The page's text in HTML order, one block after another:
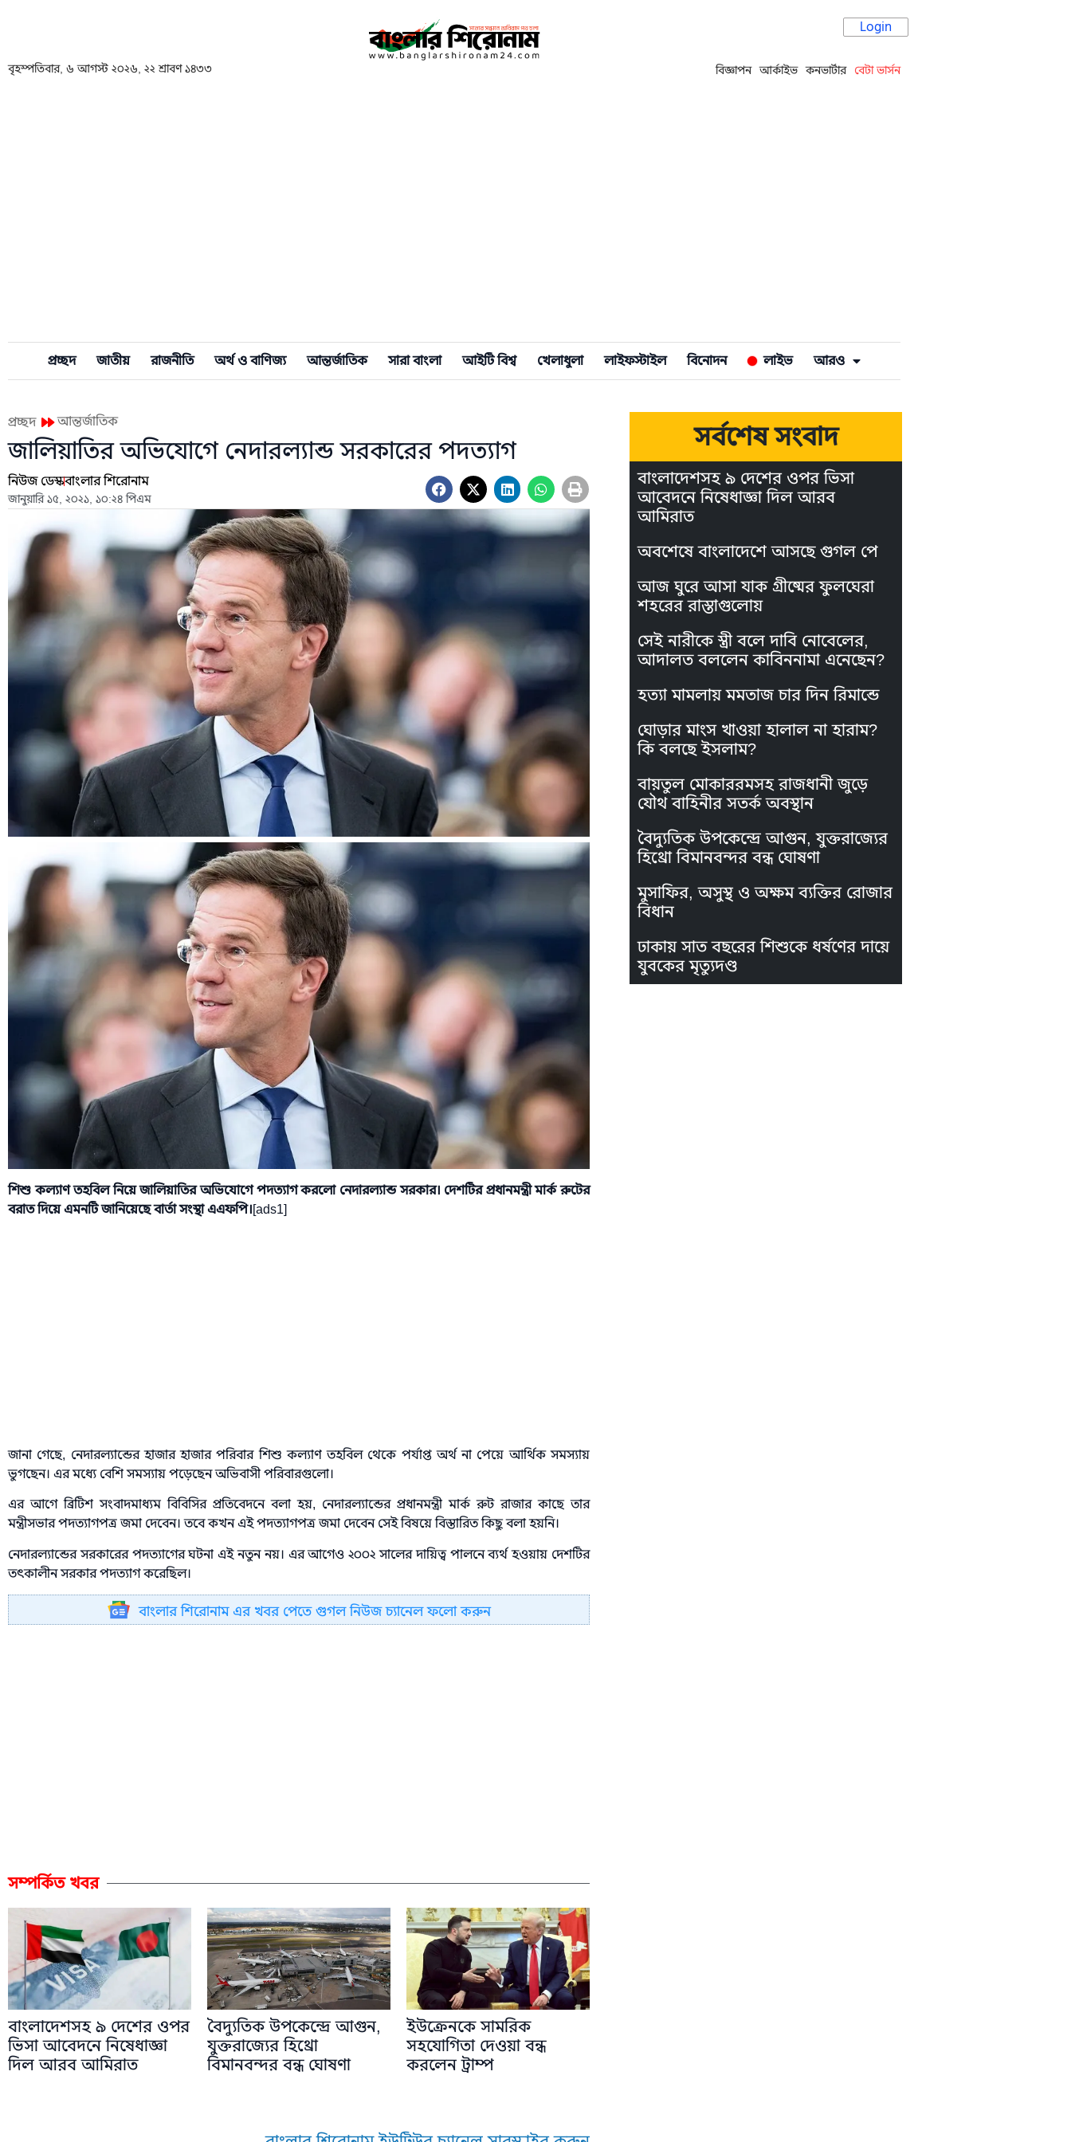
Login
বৃহস্পতিবার, ৬ আগস্ট ২০২৬, ২২ শ্রাবণ ১৪৩৩ বিজ্ঞাপন আর্কাইভ কনভার্টার বেটা ভার্সন
প্রচ্ছদ জাতীয় রাজনীতি অর্থ ও বাণিজ্য আন্তর্জাতিক সারা বাংলা আইটি বিশ্ব খেলাধুলা লাইফস্টাইল বিনোদন লাইভ আরও
প্রচ্ছদ আন্তর্জাতিক
জালিয়াতির অভিযোগে নেদারল্যান্ড সরকারের পদত্যাগ
নিউজ ডেস্কবাংলার শিরোনাম
জানুয়ারি ১৫, ২০২১, ১০:২৪ পিএম
শিশু কল্যাণ তহবিল নিয়ে জালিয়াতির অভিযোগে পদত্যাগ করলো নেদারল্যান্ড সরকার। দেশটির প্রধানমন্ত্রী মার্ক রুটের
বরাত দিয়ে এমনটি জানিয়েছে বার্তা সংস্থা এএফপি।[ads1]
জানা গেছে, নেদারল্যান্ডের হাজার হাজার পরিবার শিশু কল্যাণ তহবিল থেকে পর্যাপ্ত অর্থ না পেয়ে আর্থিক সমস্যায়
ভুগছেন। এর মধ্যে বেশি সমস্যায় পড়েছেন অভিবাসী পরিবারগুলো।
এর আগে ব্রিটিশ সংবাদমাধ্যম বিবিসির প্রতিবেদনে বলা হয়, নেদারল্যান্ডের প্রধানমন্ত্রী মার্ক রুট রাজার কাছে তার
মন্ত্রীসভার পদত্যাগপত্র জমা দেবেন। তবে কখন এই পদত্যাগপত্র জমা দেবেন সেই বিষয়ে বিস্তারিত কিছু বলা হয়নি।
নেদারল্যান্ডের সরকারের পদত্যাগের ঘটনা এই নতুন নয়। এর আগেও ২০০২ সালের দায়িত্ব পালনে ব্যর্থ হওয়ায় দেশটির
তৎকালীন সরকার পদত্যাগ করেছিল।
বাংলার শিরোনাম এর খবর পেতে গুগল নিউজ চ্যানেল ফলো করুন
সম্পর্কিত খবর
বাংলাদেশসহ ৯ দেশের ওপর
ভিসা আবেদনে নিষেধাজ্ঞা
দিল আরব আমিরাত
বৈদ্যুতিক উপকেন্দ্রে আগুন,
যুক্তরাজ্যের হিথ্রো
বিমানবন্দর বন্ধ ঘোষণা
ইউক্রেনকে সামরিক
সহযোগিতা দেওয়া বন্ধ
করলেন ট্রাম্প
সর্বশেষ সংবাদ
বাংলাদেশসহ ৯ দেশের ওপর ভিসা
আবেদনে নিষেধাজ্ঞা দিল আরব
আমিরাত
অবশেষে বাংলাদেশে আসছে গুগল পে
আজ ঘুরে আসা যাক গ্রীষ্মের ফুলঘেরা
শহরের রাস্তাগুলোয়
সেই নারীকে স্ত্রী বলে দাবি নোবেলের,
আদালত বললেন কাবিননামা এনেছেন?
হত্যা মামলায় মমতাজ চার দিন রিমান্ডে
ঘোড়ার মাংস খাওয়া হালাল না হারাম?
কি বলছে ইসলাম?
বায়তুল মোকাররমসহ রাজধানী জুড়ে
যৌথ বাহিনীর সতর্ক অবস্থান
বৈদ্যুতিক উপকেন্দ্রে আগুন, যুক্তরাজ্যের
হিথ্রো বিমানবন্দর বন্ধ ঘোষণা
মুসাফির, অসুস্থ ও অক্ষম ব্যক্তির রোজার
বিধান
ঢাকায় সাত বছরের শিশুকে ধর্ষণের দায়ে
যুবকের মৃত্যুদণ্ড